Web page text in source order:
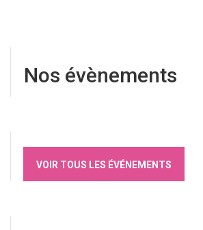
Nos évènements
VOIR TOUS LES ÉVÉNEMENTS